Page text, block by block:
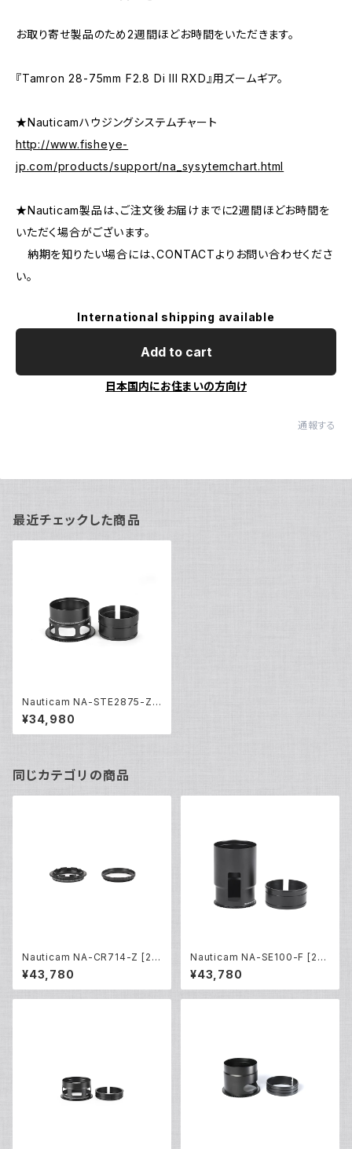
お取り寄せ製品のため2週間ほどお時間をいただきます。
『Tamron 28-75mm F2.8 Di III RXD』用ズームギア。
★Nauticamハウジングシステムチャート
http://www.fisheye-
jp.com/products/support/na_sysytemchart.html
★Nauticam製品は、ご注文後お届けまでに2週間ほどお時間を
いただく場合がございます。
納期を知りたい場合には、CONTACTよりお問い合わせくださ
い。
International shipping available
Add to cart
日本国内にお住まいの方向け
通報する
最近チェックした商品
Nauticam NA-STE2875-Z
[21209]
¥34,980
同じカテゴリの商品
Nauticam NA-CR714-Z [21
812]
¥43,780
Nauticam NA-SE100-F [217
44]
¥43,780